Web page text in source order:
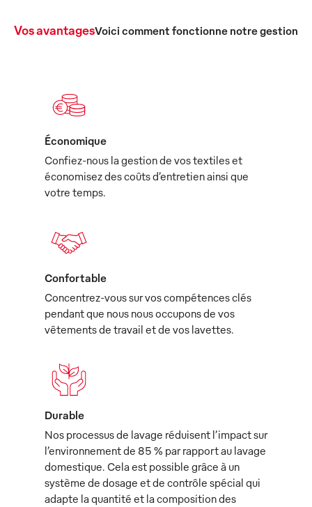
Vos avantagesVoici comment fonctionne notre gestion
Économique
Confiez-nous la gestion de vos textiles et
économisez des coûts d’entretien ainsi que
votre temps.
Confortable
Concentrez-vous sur vos compétences clés
pendant que nous nous occupons de vos
vêtements de travail et de vos lavettes.
Durable
Nos processus de lavage réduisent l’impact sur
l’environnement de 85 % par rapport au lavage
domestique. Cela est possible grâce à un
système de dosage et de contrôle spécial qui
adapte la quantité et la composition des